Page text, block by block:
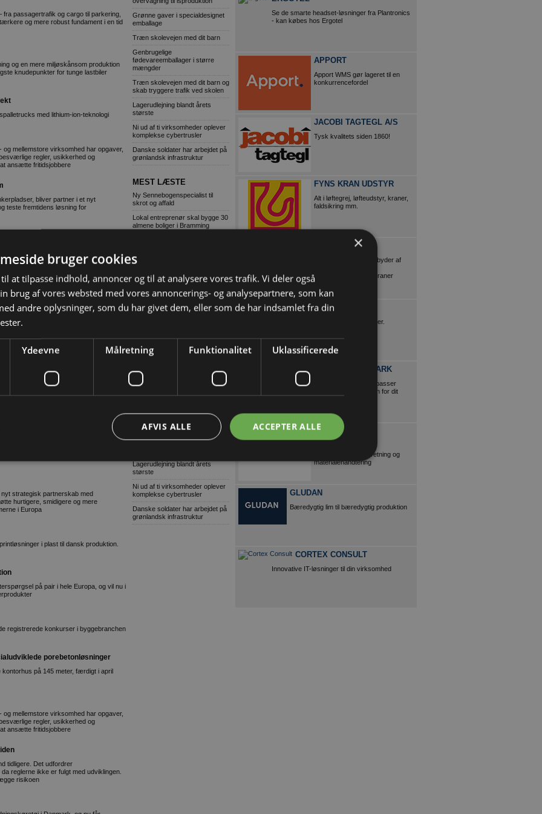
passagertrafik og cargo til parkering,
og mere robust fundament i en tid
og en mere miljøskånsom produktion
knudepunkter for tunge lastbiler
med lithium-ion-teknologi
mellemstore virksomhed har opgaver,
regler, usikkerhed og
ansætte fritidsjobbere
bliver partner i et nyt
teste fremtidens løsning for
over tusind kroner om
kun undtagelsesvist så lavt, som
af de moderne
i Gistrup
byggeri i en grønnere retning. Nu er
godkendt anden etape af Spar Es, der er
og en mere miljøskånsom produktion
knudepunkter for tunge lastbiler
den prestigefyldte EDP Award på
start til slut: Best practice
for store virksomheder eller
strategisk partnerskab med
hurtigere, smidigere og mere
i Europa
i plast til dansk produktion.
på pair i hele Europa, og vil nu i
registrerede konkurser i byggebranchen
porebetonløsninger
kontorhus på 145 meter, færdigt i april
mellemstore virksomhed har opgaver,
regler, usikkerhed og
ansætte fritidsjobbere
tidligere. Det udfordrer
reglerne ikke er fulgt med udviklingen.
risikoen
Grønne gaver i specialdesignet
emballage
Træn skolevejen med dit barn
Genbrugelige
fødevareemballager i større
mængder
Træn skolevejen med dit barn og
skab tryggere trafik ved skolen
Lagerudlejning blandt årets
største
Ni ud af ti virksomheder oplever
komplekse cybertrusler
Danske soldater har arbejdet på
grønlandsk infrastruktur
MEST LÆSTE
Ny Sennebogenspecialist til
skrot og affald
Lokal entreprenør skal bygge 30
almene boliger i Bramming
Chef i Forsvarets Materiel- og
omfattende og grov millionsvig
Konkurser i byggeriet (Uge
9 ud af 10: Stop links i e-mails
globale giganter om pris
Tetra Pak lancerer digital
Grønne gaver i specialdesignet
emballage
Træn skolevejen med dit barn
mængder
Træn skolevejen med dit barn og
Lagerudlejning blandt årets
største
Ni ud af ti virksomheder oplever
komplekse cybertrusler
Danske soldater har arbejdet på
grønlandsk infrastruktur
Se de smarte headset-løsninger fra Plantronics
- kan købes hos Ergotel
APPORT
Apport WMS gør lageret til en
konkurrencefordel
JACOBI TAGTEGL A/S
Tysk kvalitets siden 1860!
FYNS KRAN UDSTYR
Alt i løftegrej, løfteudstyr, kraner,
faldsikring mm.
SCANTRUCK
Danmarks største udbyder af
teleskoplæssere og kraner
PRIMOREELS
Fremtidens emballage løsninger.
RENAULT DANMARK
Find den varebil, der passer
bedst til kravene inden for dit
JUNGHEINRICH
DANMARK A/S
Eksperter i lagerindretning og
materialehåndtering
GLUDAN
Bæredygtig lim til bæredygtig produktion
CORTEX CONSULT
Innovative IT-løsninger til din virksomhed
×
bruger cookies
at tilpasse indhold, annoncer og til at analysere vores trafik. Vi deler også
brug af vores websted med vores annoncerings- og analysepartnere, som kan
andre oplysninger, som du har givet dem, eller som de har indsamlet fra din
Ydeevne Målretning Funktionalitet Uklassificerede
ACCEPTER ALLE
AFVIS ALLE